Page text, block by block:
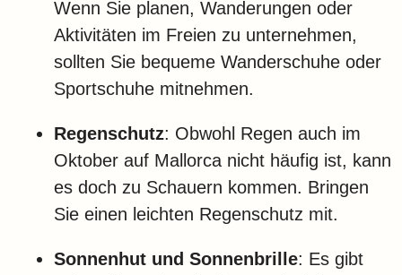
Wenn Sie planen, Wanderungen oder
Aktivitäten im Freien zu unternehmen,
sollten Sie bequeme Wanderschuhe oder
Sportschuhe mitnehmen.
Regenschutz: Obwohl Regen auch im
Oktober auf Mallorca nicht häufig ist, kann
es doch zu Schauern kommen. Bringen
Sie einen leichten Regenschutz mit.
Sonnenhut und Sonnenbrille: Es gibt